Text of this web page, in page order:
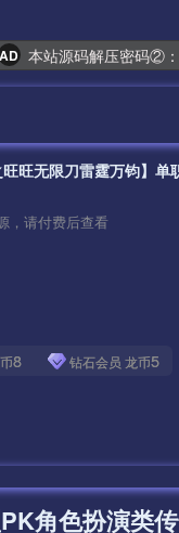
AD 本站源码解压密码②
，请付费后查看
8 钻石会员 龙币5
角色扮演类